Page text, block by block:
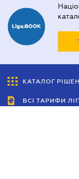
КАТАЛОГ
ВСІ ТАРИФИ